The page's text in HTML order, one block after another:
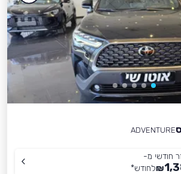
ADVENTURE
חודשי מ-
₪לחודש*